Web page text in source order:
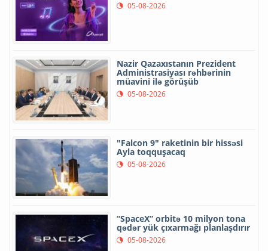
05-08-2026
Nazir Qazaxıstanın Prezident
Administrasiyası rəhbərinin
müavini ilə görüşüb
05-08-2026
"Falcon 9" raketinin bir hissəsi
Ayla toqquşacaq
05-08-2026
“SpaceX” orbitə 10 milyon tona
qədər yük çıxarmağı planlaşdırır
05-08-2026